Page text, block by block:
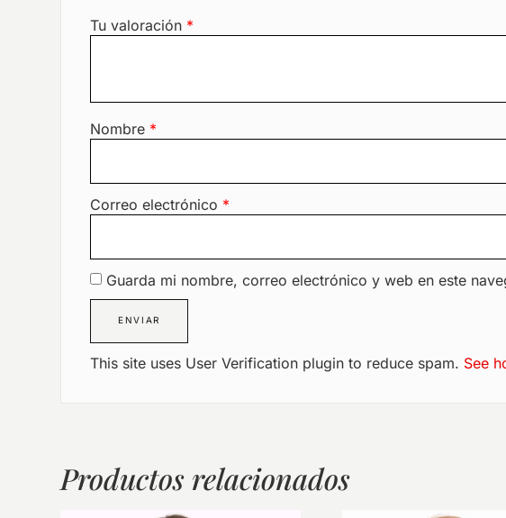
Tu valoración *
Nombre *
Correo electrónico *
Guarda mi nombre, correo electrónico y web en este
This site uses User Verification plugin to reduce spam. See
Productos relacionados